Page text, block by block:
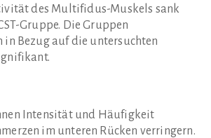
des Multifidus-Muskels sank
Gruppe. Die Gruppen
in Bezug auf die untersuchten
Intensität und Häufigkeit
im unteren Rücken verringern.